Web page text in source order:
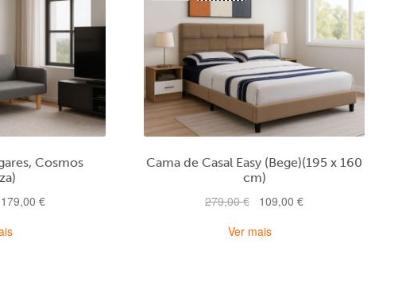
Cosmos
179,00 €O
Cama de Casal Easy (Bege)(195 x 160
cm)
279,00€
O
original
109,00€O
Ver mais